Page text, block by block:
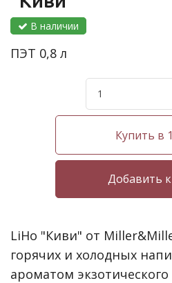
В наличии
ПЭТ 0,8 л
Купить в
LiHo "Киви" от
горячих и холодных
ароматом